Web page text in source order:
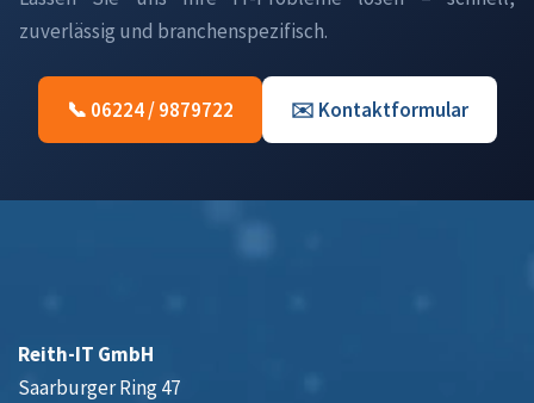
zuverlässig und branchenspezifisch.
📞 06224 / 9879722 ✉️ Kontaktformular
Reith-IT GmbH
Saarburger Ring 47